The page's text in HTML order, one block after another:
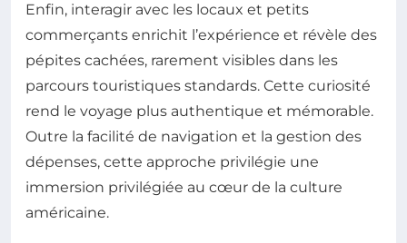
Enfin, interagir avec les locaux et petits
commerçants enrichit l’expérience et révèle des
pépites cachées, rarement visibles dans les
parcours touristiques standards. Cette curiosité
rend le voyage plus authentique et mémorable.
Outre la facilité de navigation et la gestion des
dépenses, cette approche privilégie une
immersion privilégiée au cœur de la culture
américaine.